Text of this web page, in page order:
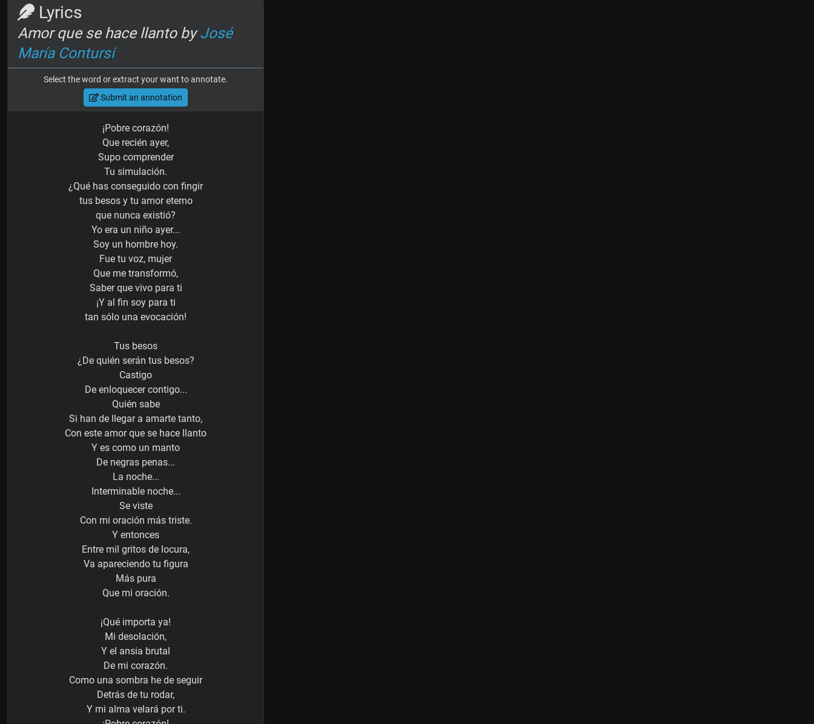
Lyrics
Amor que se hace llanto byJosé
María Contursi
Select the word or extract your want to annotate.
Submit an annotation
¡Pobre corazón!
Que recién ayer,
Supo comprender
Tu simulación.
¿Qué has conseguido con fingir
tus besos y tu amor eterno
que nunca existió?
Yo era un niño ayer...
Soy un hombre hoy.
Fue tu voz, mujer
Que me transformó,
Saber que vivo para ti
¡Y al fin soy para ti
tan sólo una evocación!
Tus besos
¿De quién serán tus besos?
Castigo
De enloquecer contigo...
Quién sabe
Si han de llegar a amarte tanto,
Con este amor que se hace llanto
Y es como un manto
De negras penas...
La noche...
Interminable noche...
Se viste
Con mi oración más triste.
Y entonces
Entre mil gritos de locura,
Va apareciendo tu figura
Más pura
Que mi oración.
¡Qué importa ya!
Mi desolación,
Y el ansia brutal
De mi corazón.
Como una sombra he de seguir
Detrás de tu rodar,
Y mi alma velará por ti.